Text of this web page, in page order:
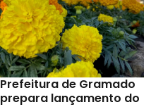
Prefeitura de Gramado
prepara lançamento do